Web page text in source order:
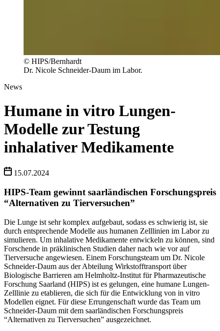
© HIPS/Bernhardt
Dr. Nicole Schneider-Daum im Labor.
News
Humane in vitro Lungen-
Modelle zur Testung
inhalativer Medikamente
15.07.2024
HIPS-Team gewinnt saarländischen Forschungspreis
“Alternativen zu Tierversuchen”
Die Lunge ist sehr komplex aufgebaut, sodass es schwierig ist, sie
durch entsprechende Modelle aus humanen Zelllinien im Labor zu
simulieren. Um inhalative Medikamente entwickeln zu können, sind
Forschende in präklinischen Studien daher nach wie vor auf
Tierversuche angewiesen. Einem Forschungsteam um Dr. Nicole
Schneider-Daum aus der Abteilung Wirkstofftransport über
Biologische Barrieren am Helmholtz-Institut für Pharmazeutische
Forschung Saarland (HIPS) ist es gelungen, eine humane Lungen-
Zelllinie zu etablieren, die sich für die Entwicklung von in vitro
Modellen eignet. Für diese Errungenschaft wurde das Team um
Schneider-Daum mit dem saarländischen Forschungspreis
“Alternativen zu Tierversuchen” ausgezeichnet.